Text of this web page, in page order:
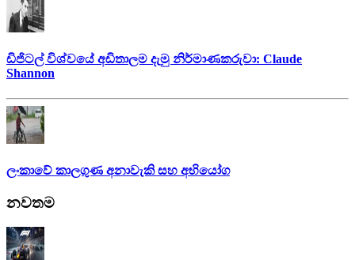
ඩිජිටල් විශ්වයේ අඩිතාලම දැමු නිර්මාණකරුවා: Claude
Shannon
ලංකාවේ කාලගුණ අනාවැකි සහ අභියෝග
නවතම